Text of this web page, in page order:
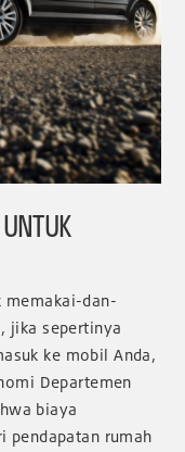
memakai-dan-
jika sepertinya
ke mobil Anda,
Departemen
biaya
pendapatan rumah